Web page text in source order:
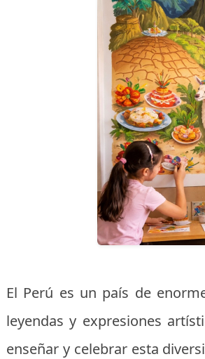
El Perú es un país de
leyendas y expresiones
enseñar y celebrar esta